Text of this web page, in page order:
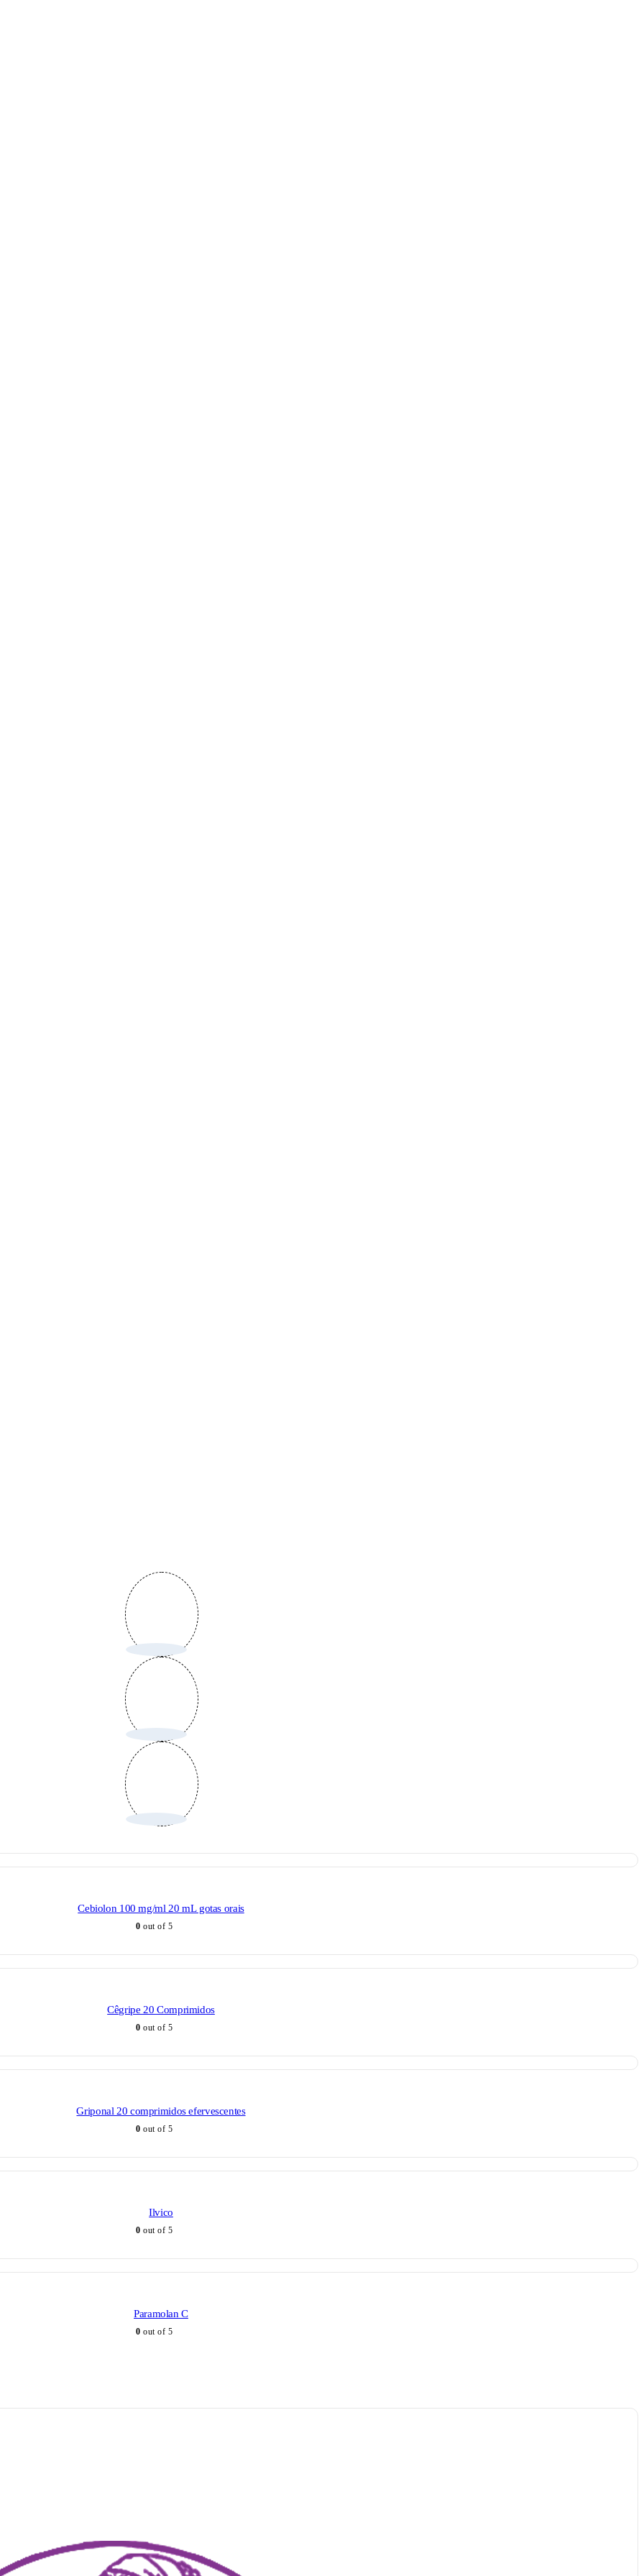
Cebiolon 100 mg/ml 20 mL gotas orais
0 out of 5
Cêgripe 20 Comprimidos
0 out of 5
Griponal 20 comprimidos efervescentes
0 out of 5
Ilvico
0 out of 5
Paramolan C
0 out of 5